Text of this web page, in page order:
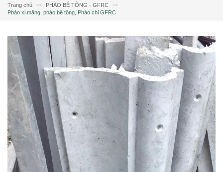
Trang chủ
PHÀO BÊ TÔNG - GFRC
Phào xi măng, phào bê tông, Phào chỉ GFRC